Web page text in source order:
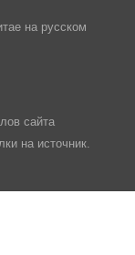
на русском
сайта
на источник.